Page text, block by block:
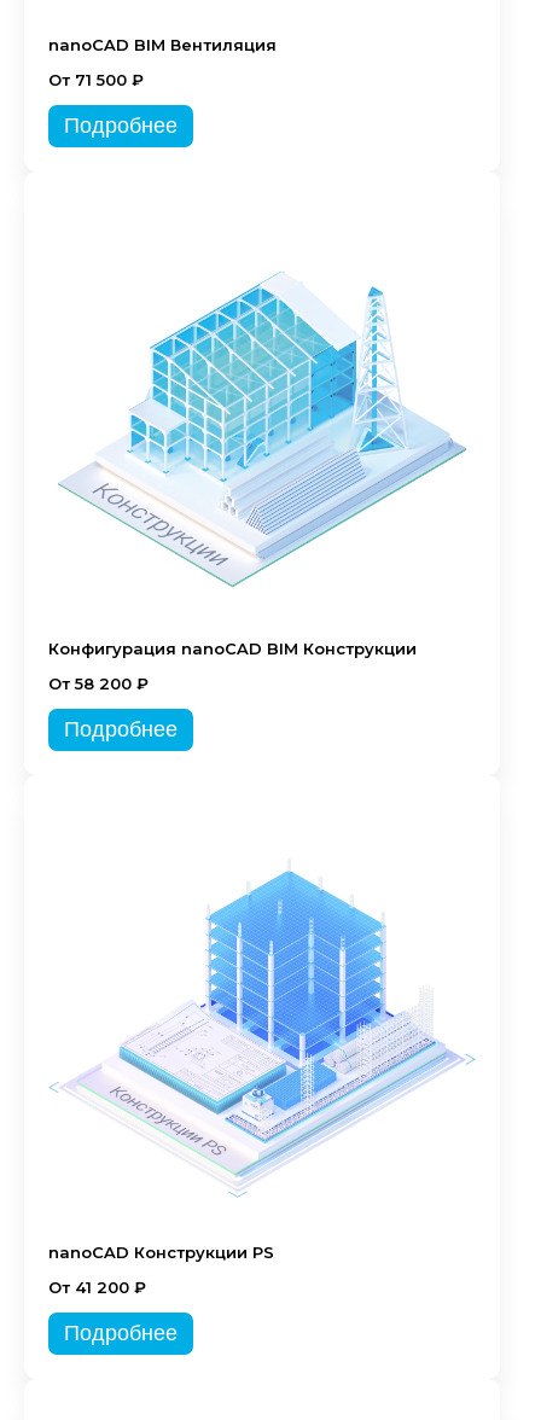
nanoCAD BIM Вентиляция
От 71 500 ₽
Подробнее
Конфигурация nanoCAD BIM Конструкции
От 58 200 ₽
Подробнее
nanoCAD Конструкции PS
От 41 200 ₽
Подробнее